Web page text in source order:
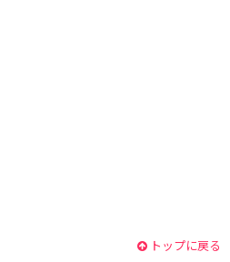
トップに戻る